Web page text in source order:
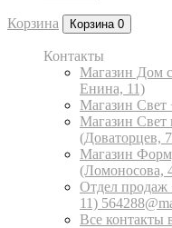
Корзина Корзина 0
Контакты
Магазин Дом
Енина, 11)
Магазин Свет
Магазин Свет
(Доваторцев,
Магазин
(Ломоносова,
Отдел продаж
11)
Все контакты